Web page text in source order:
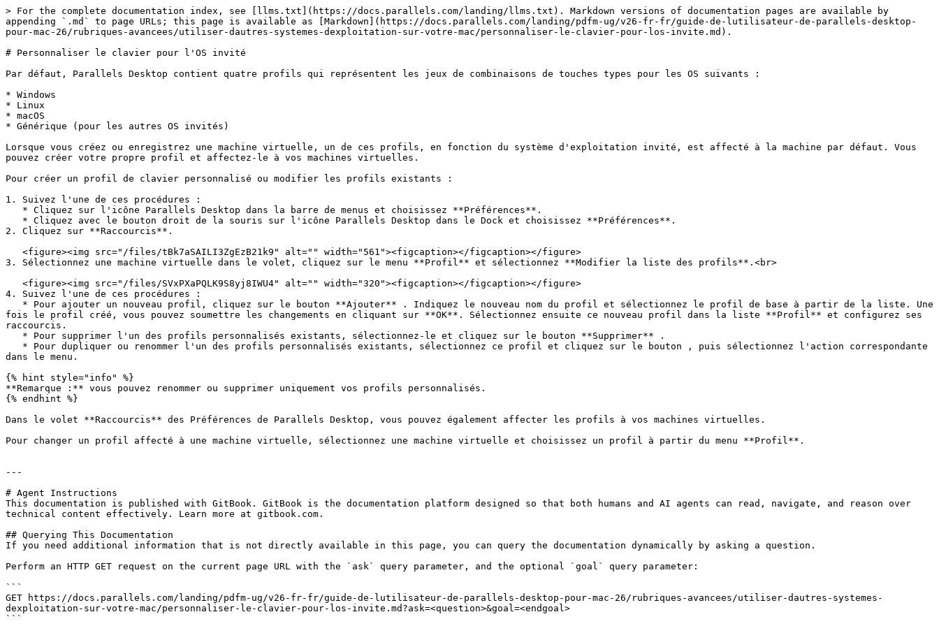
> For the complete documentation index, see [llms.txt](https://docs.parallels.com/landing/llms.txt). Markdown versions of documentation pages are available by
appending `.md` to page URLs; this page is available as [Markdown](https://docs.parallels.com/landing/pdfm-ug/v26-fr-fr/guide-de-lutilisateur-de-parallels-desktop-
pour-mac-26/rubriques-avancees/utiliser-dautres-systemes-dexploitation-sur-votre-mac/personnaliser-le-clavier-pour-los-invite.md).
# Personnaliser le clavier pour l'OS invité
Par défaut, Parallels Desktop contient quatre profils qui représentent les jeux de combinaisons de touches types pour les OS suivants :
* Windows
* Linux
* macOS
* Générique (pour les autres OS invités)
Lorsque vous créez ou enregistrez une machine virtuelle, un de ces profils, en fonction du système d'exploitation invité, est affecté à la machine par défaut. Vous
pouvez créer votre propre profil et affectez-le à vos machines virtuelles.
Pour créer un profil de clavier personnalisé ou modifier les profils existants :
1. Suivez l'une de ces procédures :
2. Cliquez sur **Raccourcis**.
3. Sélectionnez une machine virtuelle dans le volet, cliquez sur le menu **Profil** et sélectionnez **Modifier la liste des profils**.<br>
4. Suivez l'une de ces procédures :
fois le profil créé, vous pouvez soumettre les changements en cliquant sur **OK**. Sélectionnez ensuite ce nouveau profil dans la liste **Profil** et configurez ses
raccourcis.
dans le menu.
{% hint style="info" %}
**Remarque :** vous pouvez renommer ou supprimer uniquement vos profils personnalisés.
{% endhint %}
Dans le volet **Raccourcis** des Préférences de Parallels Desktop, vous pouvez également affecter les profils à vos machines virtuelles.
Pour changer un profil affecté à une machine virtuelle, sélectionnez une machine virtuelle et choisissez un profil à partir du menu **Profil**.
---
# Agent Instructions
This documentation is published with GitBook. GitBook is the documentation platform designed so that both humans and AI agents can read, navigate, and reason over
technical content effectively. Learn more at gitbook.com.
## Querying This Documentation
If you need additional information that is not directly available in this page, you can query the documentation dynamically by asking a question.
Perform an HTTP GET request on the current page URL with the `ask` query parameter, and the optional `goal` query parameter:
```
GET https://docs.parallels.com/landing/pdfm-ug/v26-fr-fr/guide-de-lutilisateur-de-parallels-desktop-pour-mac-26/rubriques-avancees/utiliser-dautres-systemes-
dexploitation-sur-votre-mac/personnaliser-le-clavier-pour-los-invite.md?ask=<question>&goal=<endgoal>
```